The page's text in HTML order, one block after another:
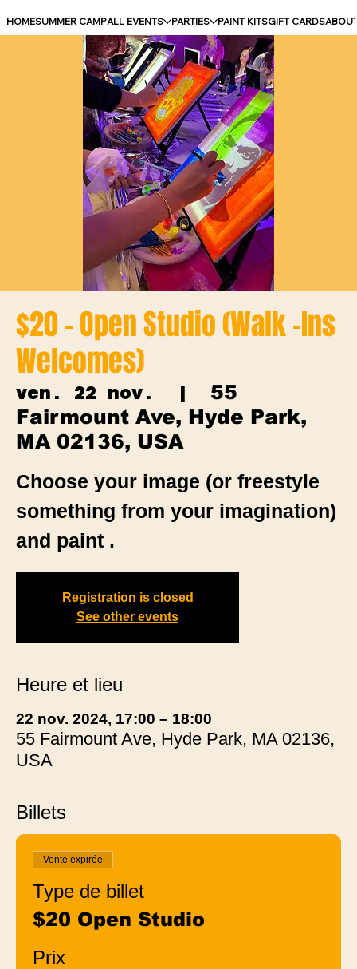
HOMESUMMER CAMPALL EVENTS PARTIES PAINT KITSGIFT CARDS
$20 - Open Studio (Walk -Ins
Welcomes)
ven. 22 nov.
  |
55
Fairmount Ave, Hyde Park,
MA 02136, USA
Choose your image (or freestyle
something from your imagination)
and paint .
Registration is closed
See other events
Heure et lieu
22 nov. 2024, 17:00 – 18:00
55 Fairmount Ave, Hyde Park, MA 02136,
USA
Billets
Vente expirée
Type de billet
$20 Open Studio
Prix